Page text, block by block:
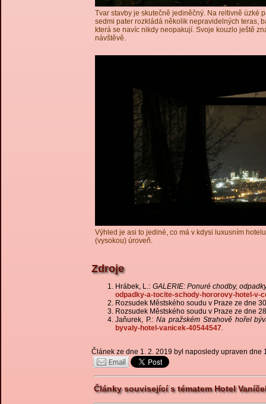
Tvar stavby je skutečně jediněčný. Na reltivně úzké
sedmi pater rozkládá několik nepravidelných teras,
která se navíc nikdy neopakují. Svoje kouzlo ještě
návštěvě.
Výhled je asi to jediné, co má v kdysi luxusním
(vysokou) úroveň.
Zdroje
Hrábek, L.: GALERIE: Ponuré chodby,
odpadky-a-tocite-schody-hororovy-hotel-v-
Rozsudek Městského soudu v Praze ze dne
Rozsudek Městského soudu v Praze ze dne
Jaňurek, P.: Na pražském Strahově hořel
byvaly-hotel-vanicek-40544547.
Článek ze dne 1. 2. 2019 byl naposledy upraven
Články související s tématem Hotel